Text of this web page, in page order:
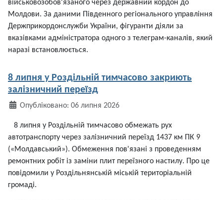
військовозобов'язаного через державний кордон до
Молдови. За даними Південного регіонального управління
Держприкордонслужби України, фігуранти діяли за
вказівками адміністратора одного з телеграм-каналів, який
наразі встановлюється.
8 липня у Роздільній тимчасово закриють
залізничний переїзд
ДеталіОпубліковано: 06 липня 2026
8 липня у Роздільній тимчасово обмежать рух
автотранспорту через залізничний переїзд 1437 км ПК 9
(«Молдавський»). Обмеження пов'язані з проведенням
ремонтних робіт із заміни плит переїзного настилу. Про це
повідомили у Роздільнянській міській територіальній
громаді.